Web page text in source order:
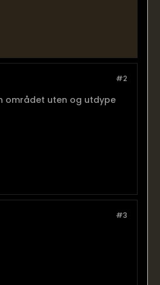
#2
området uten og utdype
#3